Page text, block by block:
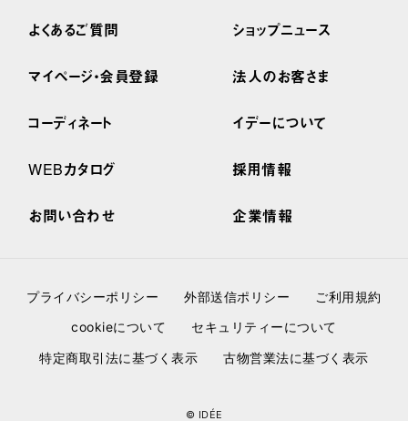
よくあるご質問
マイページ・会員登録
コーディネート
WEBカタログ
お問い合わせ
ショップニュース
法人のお客さま
イデーについて
採用情報
企業情報
プライバシーポリシー 外部送信ポリシー
ご利用規約
cookieについて
セキュリティーについて
特定商取引法に基づく表示
古物営業法に基づく表示
© IDÉE